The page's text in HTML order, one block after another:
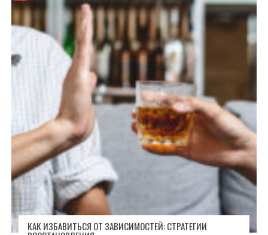
КАК ИЗБАВИТЬСЯ ОТ ЗАВИСИМОСТЕЙ: СТРАТЕГИИ